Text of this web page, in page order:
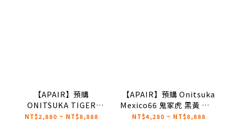
【APAIR】預購
ONITSUKA TIGER
MEXICO 鬼塚虎 懶人鞋 帆
NT$2,880 ~ NT$8,888
【APAIR】預購 Onitsuka
Mexico66 鬼冢虎 黑黃 休閒
鞋 DL408-0490
NT$4,280 ~ NT$8,888